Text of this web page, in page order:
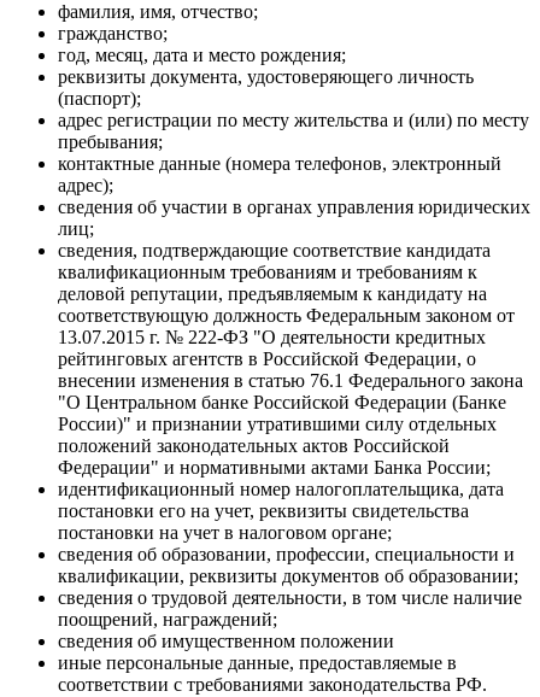
фамилия, имя, отчество;
гражданство;
год, месяц, дата и место рождения;
реквизиты документа, удостоверяющего личность
(паспорт);
адрес регистрации по месту жительства и (или) по месту
пребывания;
контактные данные (номера телефонов, электронный
адрес);
сведения об участии в органах управления юридических
лиц;
сведения, подтверждающие соответствие кандидата
квалификационным требованиям и требованиям к
деловой репутации, предъявляемым к кандидату на
соответствующую должность Федеральным законом от
13.07.2015 г. № 222-ФЗ "О деятельности кредитных
рейтинговых агентств в Российской Федерации, о
внесении изменения в статью 76.1 Федерального закона
"О Центральном банке Российской Федерации (Банке
России)" и признании утратившими силу отдельных
положений законодательных актов Российской
Федерации" и нормативными актами Банка России;
идентификационный номер налогоплательщика, дата
постановки его на учет, реквизиты свидетельства
постановки на учет в налоговом органе;
сведения об образовании, профессии, специальности и
квалификации, реквизиты документов об образовании;
сведения о трудовой деятельности, в том числе наличие
поощрений, награждений;
сведения об имущественном положении
иные персональные данные, предоставляемые в
соответствии с требованиями законодательства РФ.